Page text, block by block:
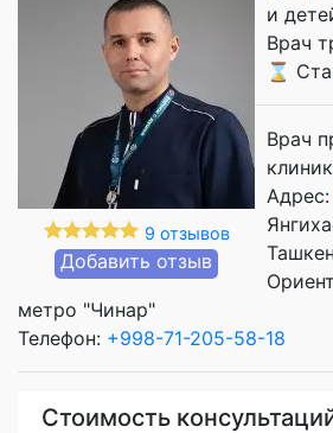
9 отзывов
Добавить отзыв
и
Врач
⌛
Врач
Адрес:
метро "Чинар"
Телефон: +998-71-205-58-18
Стоимость